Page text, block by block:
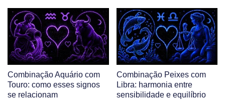
Combinação Aquário com
Touro: como esses signos
se relacionam
Combinação Peixes com
Libra: harmonia entre
sensibilidade e equilíbrio